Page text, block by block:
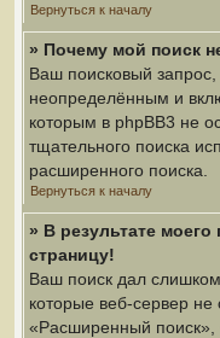
Вернуться к началу
» Почему мой поиск
Ваш поисковый
неопределённым и
которым в phpBB3 не
тщательного поиска
расширенного поиска.
Вернуться к началу
» В результате
страницу!
Ваш поиск дал слишком
которые веб-сервер не
«Расширенный поиск»,